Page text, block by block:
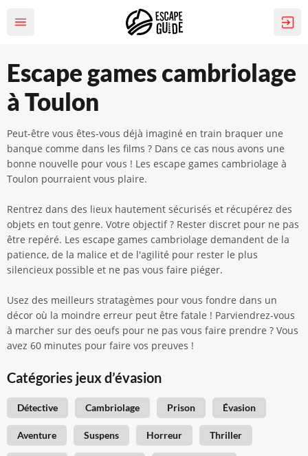
Escape games cambriolage
à Toulon
Peut-être vous êtes-vous déjà imaginé en train braquer une
banque comme dans les films ? Dans ce cas nous avons une
bonne nouvelle pour vous ! Les escape games cambriolage à
Toulon pourraient vous plaire.
Rentrez dans des lieux hautement sécurisés et récupérez des
objets en tout genre. Votre objectif ? Rester discret pour ne pas
être repéré. Les escape games cambriolage demandent de la
patience, de la malice et de l'agilité pour rester le plus
silencieux possible et ne pas vous faire piéger.
Usez des meilleurs stratagèmes pour vous fondre dans un
décor où la moindre erreur peut être fatale ! Parviendrez-vous
à marcher sur des oeufs pour ne pas vous faire prendre ? Vous
avez 60 minutes pour faire vos preuves !
Catégories jeux d’évasion
Détective Cambriolage Prison Évasion
Aventure Suspens Horreur Thriller